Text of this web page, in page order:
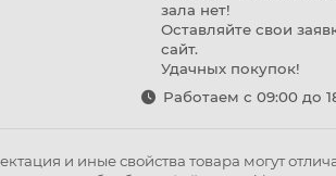
зала нет!
Оставляйте свои
сайт.
Удачных покупок!
Работаем с 09:00 до
и иные свойства товара могут